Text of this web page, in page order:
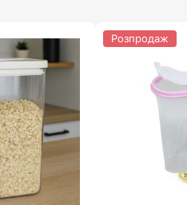
Розпродаж